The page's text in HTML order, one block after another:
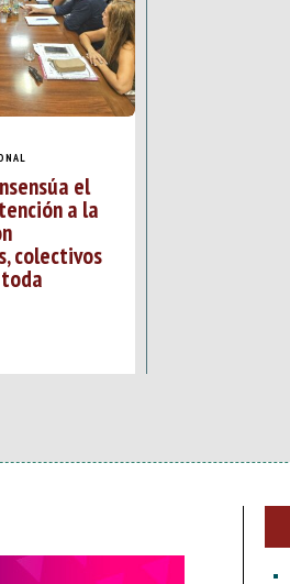
el
a la
colectivos